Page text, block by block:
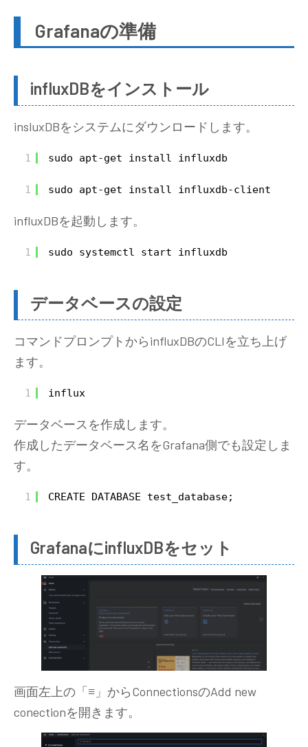
Grafanaの準備
influxDBをインストール
insluxDBをシステムにダウンロードします。
1 sudo apt-get install influxdb
1 sudo apt-get install influxdb-client
influxDBを起動します。
1 sudo systemctl start influxdb
データベースの設定
コマンドプロンプトからinfluxDBのCLIを立ち上げ
ます。
1 influx
データベースを作成します。
作成したデータベース名をGrafana側でも設定しま
す。
1 CREATE DATABASE test_database;
GrafanaにinfluxDBをセット
画面左上の「≡ 」からConnectionsのAdd new
conectionを開きます。